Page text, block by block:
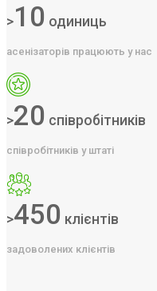
>10 одиниць
асенізаторів працюють у нас
>20 співробітників
співробітників у штаті
>450 клієнтів
задоволених клієнтів